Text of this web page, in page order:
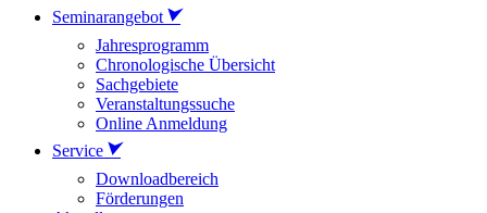
Seminarangebot
Jahresprogramm
Chronologische Übersicht
Sachgebiete
Veranstaltungssuche
Online Anmeldung
Service
Downloadbereich
Förderungen